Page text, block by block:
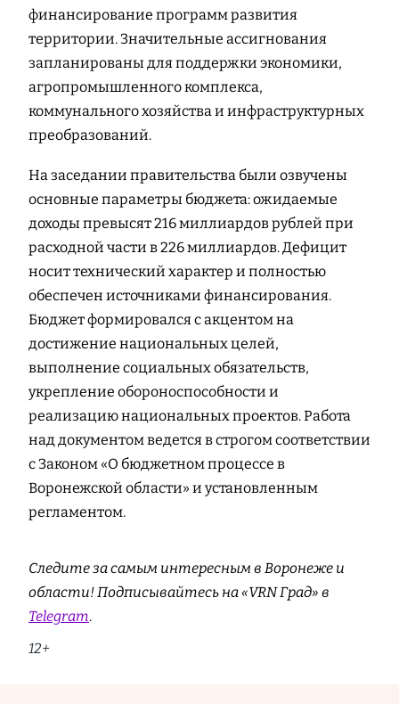
финансирование программ развития
территории. Значительные ассигнования
запланированы для поддержки экономики,
агропромышленного комплекса,
коммунального хозяйства и инфраструктурных
преобразований.
На заседании правительства были озвучены
основные параметры бюджета: ожидаемые
доходы превысят 216 миллиардов рублей при
расходной части в 226 миллиардов. Дефицит
носит технический характер и полностью
обеспечен источниками финансирования.
Бюджет формировался с акцентом на
достижение национальных целей,
выполнение социальных обязательств,
укрепление обороноспособности и
реализацию национальных проектов. Работа
над документом ведется в строгом соответствии
с Законом «О бюджетном процессе в
Воронежской области» и установленным
регламентом.
Следите за самым интересным в Воронеже и
области! Подписывайтесь на «VRN Град» в
Telegram.
12+